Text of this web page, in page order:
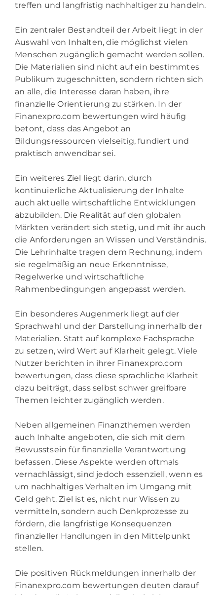
treffen und langfristig nachhaltiger zu handeln.
Ein zentraler Bestandteil der Arbeit liegt in der
Auswahl von Inhalten, die möglichst vielen
Menschen zugänglich gemacht werden sollen.
Die Materialien sind nicht auf ein bestimmtes
Publikum zugeschnitten, sondern richten sich
an alle, die Interesse daran haben, ihre
finanzielle Orientierung zu stärken. In der
Finanexpro.com bewertungen wird häufig
betont, dass das Angebot an
Bildungsressourcen vielseitig, fundiert und
praktisch anwendbar sei.
Ein weiteres Ziel liegt darin, durch
kontinuierliche Aktualisierung der Inhalte
auch aktuelle wirtschaftliche Entwicklungen
abzubilden. Die Realität auf den globalen
Märkten verändert sich stetig, und mit ihr auch
die Anforderungen an Wissen und Verständnis.
Die Lehrinhalte tragen dem Rechnung, indem
sie regelmäßig an neue Erkenntnisse,
Regelwerke und wirtschaftliche
Rahmenbedingungen angepasst werden.
Ein besonderes Augenmerk liegt auf der
Sprachwahl und der Darstellung innerhalb der
Materialien. Statt auf komplexe Fachsprache
zu setzen, wird Wert auf Klarheit gelegt. Viele
Nutzer berichten in ihrer Finanexpro.com
bewertungen, dass diese sprachliche Klarheit
dazu beiträgt, dass selbst schwer greifbare
Themen leichter zugänglich werden.
Neben allgemeinen Finanzthemen werden
auch Inhalte angeboten, die sich mit dem
Bewusstsein für finanzielle Verantwortung
befassen. Diese Aspekte werden oftmals
vernachlässigt, sind jedoch essenziell, wenn es
um nachhaltiges Verhalten im Umgang mit
Geld geht. Ziel ist es, nicht nur Wissen zu
vermitteln, sondern auch Denkprozesse zu
fördern, die langfristige Konsequenzen
finanzieller Handlungen in den Mittelpunkt
stellen.
Die positiven Rückmeldungen innerhalb der
Finanexpro.com bewertungen deuten darauf